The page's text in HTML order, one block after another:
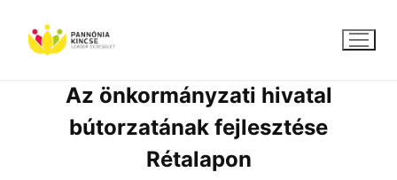
tartalomra
Az önkormányzati hivatal
bútorzatának fejlesztése
Rétalapon